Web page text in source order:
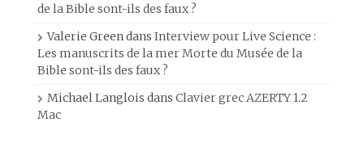
de la Bible sont-ils des faux ?
Valerie Greendans Interview pour Live Science :
Les manuscrits de la mer Morte du Musée de la
Bible sont-ils des faux ?
Michael Langlois dans Clavier grec AZERTY 1.2
Mac